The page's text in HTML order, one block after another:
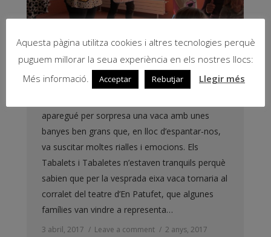
Teatre d’En Patufet
aparegué per sorpresa una vaca amb unes
banyes ben grans que, en lloc d’espantar-nos,
va suscitar moltes rialles i emocions. Els
Tabalets i Tabaletes n’estaven tranquils perquè
sabien que per la vesprada eixa vaca tornaria al
corralet del teatre d’En Patufet, que algunes
famílies van vindre a representa…
3 abril, 2017 Leave a comment 2 anys, 2017
Aquesta pàgina utilitza cookies i altres tecnologies perquè
puguem millorar la seua experiència en els nostres llocs:
Més informació.
Acceptar Rebutjar Llegir més